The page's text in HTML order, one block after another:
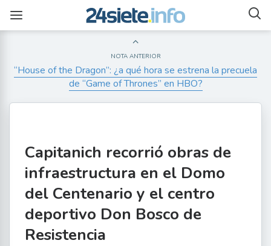
NOTA ANTERIOR
“House of the Dragon”: ¿a qué hora se estrena la precuela
de “Game of Thrones” en HBO?
Capitanich recorrió obras de
infraestructura en el Domo
del Centenario y el centro
deportivo Don Bosco de
Resistencia